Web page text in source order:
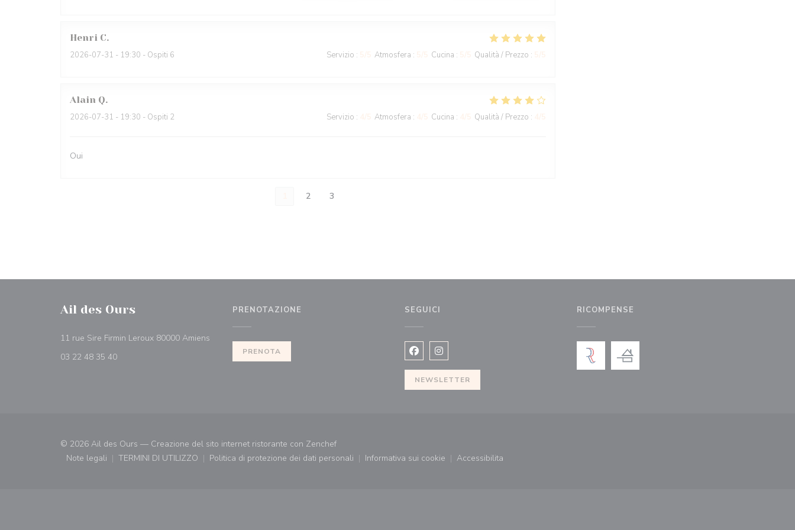
Henri C
2026-07-31 - 19:30 - Ospiti 6 Servizio : Atmosfera : Cucina : Qualità / Prezzo :
Alain Q
2026-07-31 - 19:30 - Ospiti 2 Servizio : Atmosfera : Cucina : Qualità / Prezzo :
Oui
2 3
Ail des Ours
11 rue Sire Firmin Leroux 80000 Amiens
03 22 48 35 40
PRENOTAZIONE
PRENOTA
SEGUICI
Facebook ((apre una nuova finestra))
Instagram ((apre una nuova finestra))
NEWSLETTER
RICOMPENSE
© 2026 Ail des Ours — Creazione del sito internet ristorante con Zenchef((apre una nuova finestra))
Note legali
((apre una nuova finestra))
TERMINI DI UTILIZZO
((apre una nuova finestra))
Politica di protezione dei dati personali
((apre una nuova finestra))
Informativa sui cookie
((apre una nuova finestra))
Accessibilita
((apre una nuova finestra))